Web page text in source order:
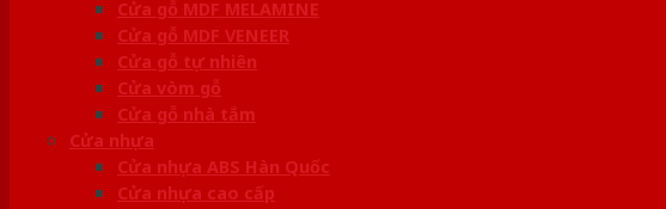
Cửa gỗ MDF MELAMINE
Cửa gỗ MDF VENEER
Cửa gỗ tự nhiên
Cửa vòm gỗ
Cửa gỗ nhà tắm
Cửa nhựa
Cửa nhựa ABS Hàn Quốc
Cửa nhựa cao cấp